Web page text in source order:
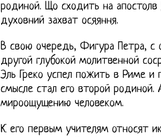
родиной. Що сходить на
духовний захват осяяння.
В свою очередь, Фигура Петра, с
другой глубокой молитвенной
Эль Греко успел пожить в Риме и
смысле стал его второй
мироощущению человеком.
К его первым учителям относят